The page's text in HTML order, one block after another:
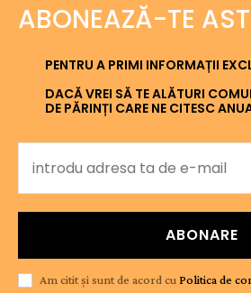
ABONEAZĂ-TE
PENTRU A PRIMI INFORMAȚII
DACĂ VREI SĂ TE ALĂTURI
DE PĂRINȚI CARE NE CITESC
ABONARE
Am citit și sunt de acord cuPolitica de